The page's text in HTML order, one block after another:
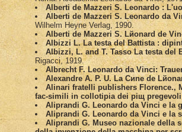
Alberti de Mazzeri S. Leonardo :
Alberti de Mazzeri S. Leonardo da
Wilhelm Heyne Verlag, 1990.
Alberti de Mazzeri S. Lйonard de
Albizzi L. La testa del Battista :
Albizzi, L. and T. Tasso La testa
Rigacci, 1919.
Albrecht F. Leonardo da Vinci:
Alexandre A. P. U. La Cиne de
Alinari fratelli publishers Florence.,
fac-simili in collotipia dei piщ
Aliprandi G. Leonardo da Vinci e la
Aliprandi G. Leonardo da Vinci e la
Aliprandi G. Museo nazionale della